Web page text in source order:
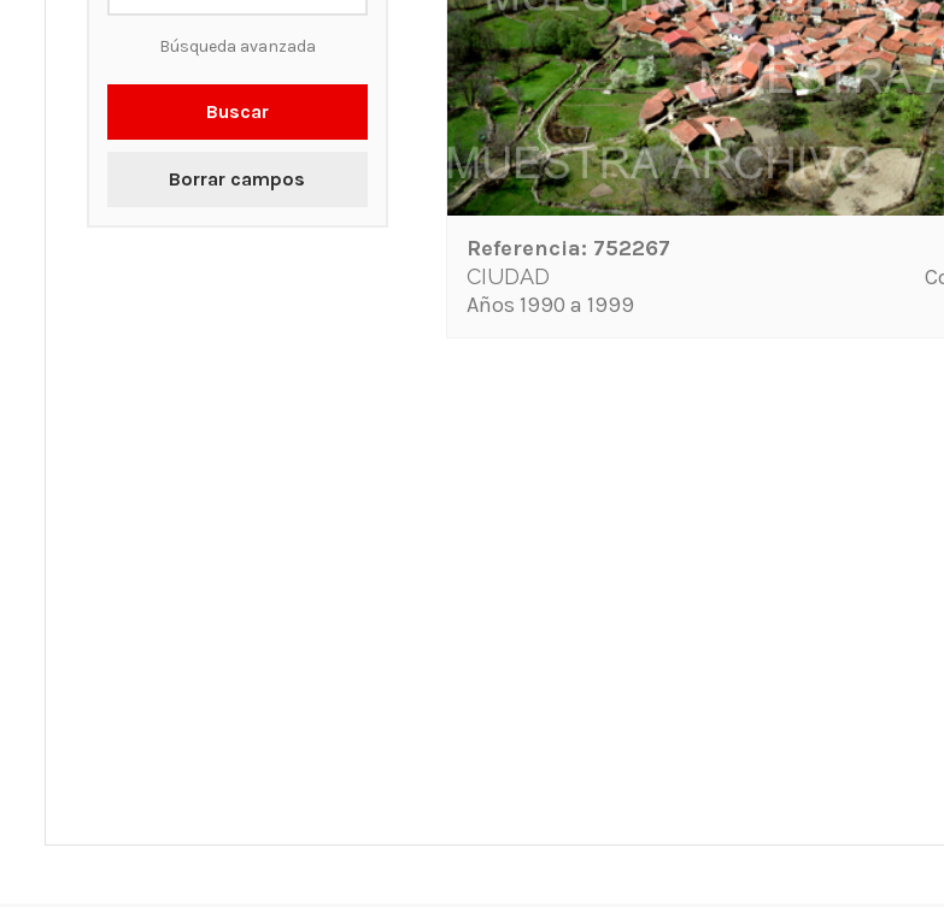
Búsqueda avanzada
Buscar
Borrar campos
Referencia: 752267
CIUDAD
Años 1990 a 1999